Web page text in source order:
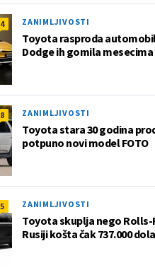
ZANIMLJIVOSTI
Toyota rasproda
Dodge ih gomila mesecima
ZANIMLJIVOSTI
Toyota stara 30 godina
potpuno novi model FOTO
ZANIMLJIVOSTI
Toyota skuplja nego Rolls-
Rusiji košta čak 737.000